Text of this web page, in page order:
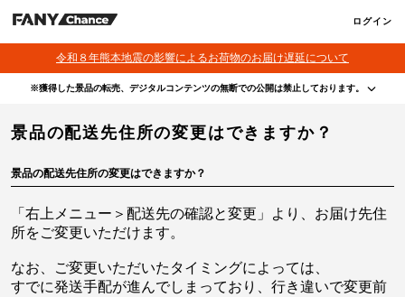
ログイン
令和８年熊本地震の影響によるお荷物のお届け遅延について
※獲得した景品の転売、デジタルコンテンツの無断での公開は禁止しております。
為は禁止しております。
・本サービスで獲得された動画･画像･ボイス等のデジタルコンテンツは、出品者が著作権を有
ます。
・当選権利は当選者ご本人のみ有効となります。当選権利の譲渡、オークション等への出品、
景品の配送先住所の変更はできますか？
景品の配送先住所の変更はできますか？
「右上メニュー＞配送先の確認と変更」より、お届け先住
所をご変更いただけます。
なお、ご変更いただいたタイミングによっては、
すでに発送手配が進んでしまっており、行き違いで変更前